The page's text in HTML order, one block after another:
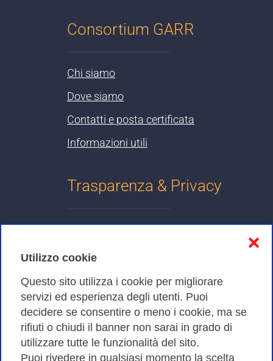
Utilizzo cookie
Questo sito utilizza i cookie per migliorare
servizi ed esperienza degli utenti. Puoi
decidere se consentire o meno i cookie, ma se
rifiuti o chiudi il banner non sarai in grado di
utilizzare tutte le funzionalità del sito.
Puoi rivedere in qualsiasi momento la scelta
❌
Consortium GARR
Chi siamo
Dove siamo
Contatti e posta certificata
Informazioni utili
Trasparenza & Privacy
Cookies Policy
Amministrazione trasparente
Bandi di Gara